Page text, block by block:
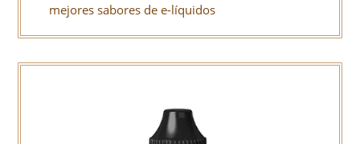
mejores sabores de e-líquidos